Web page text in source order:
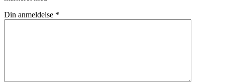
Din anmeldelse *